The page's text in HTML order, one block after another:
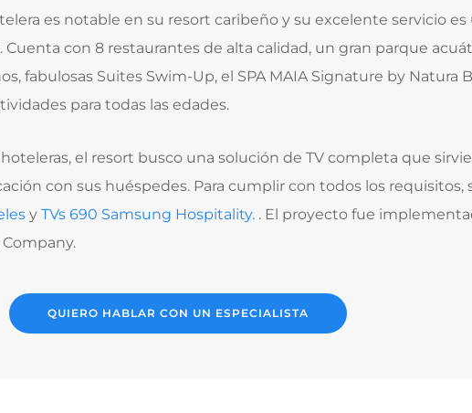
es notable en su resort caribeño y su excelente servicio es
con 8 restaurantes de alta calidad, un gran parque
fabulosas Suites Swim-Up, el SPA MAIA Signature by Natura
para todas las edades.
el resort busco una solución de TV completa que
con sus huéspedes. Para cumplir con todos los requisitos,
yTVs 690 Samsung Hospitality. . El proyecto fue
QUIERO HABLAR CON UN ESPECIALISTA